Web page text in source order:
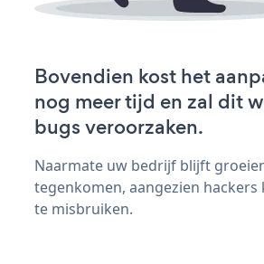
Bovendien kost het
nog meer tijd en zal dit
bugs veroorzaken.
Naarmate uw bedrijf blijft
tegenkomen, aangezien
te misbruiken.